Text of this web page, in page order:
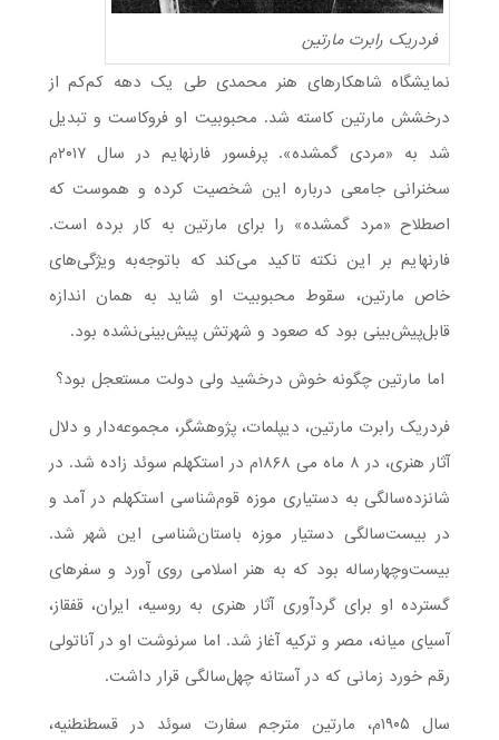
فردریک رابرت مارتین
نمایشگاه شاهکارهای هنر محمدی طی یک دهه کم‌کم از
درخشش مارتین کاسته شد. محبوبیت او فروکاست و تبدیل
شد به «مردی گمشده». پرفسور فارنهایم در سال ۲۰۱۷م
سخنرانی جامعی درباره این شخصیت کرده و هموست که
اصطلاح «مرد گمشده» را برای مارتین به کار برده است.
فارنهایم بر این نکته تاکید می‌کند که باتوجه‌به ویژگی‌های
خاص مارتین، سقوط محبوبیت او شاید به همان اندازه
قابل‌پیش‌بینی بود که صعود و شهرتش پیش‌بینی‌نشده بود.
اما مارتین چگونه خوش درخشید ولی دولت مستعجل بود؟
فردریک رابرت مارتین، دیپلمات، پژوهشگر، مجموعه‌دار و دلال
آثار هنری، در ۸ ماه می ۱۸۶۸م در استکهلم سوئد زاده شد. در
شانزده‌سالگی به دستیاری موزه قوم‌شناسی استکهلم در آمد و
در بیست‌سالگی دستیار موزه باستان‌شناسی این شهر شد.
بیست‌وچهار‌ساله بود که به هنر اسلامی روی آورد و سفرهای
گسترده او برای گردآوری آثار هنری به روسیه، ایران، قفقاز،
آسیای میانه، مصر و ترکیه آغاز شد. اما سرنوشت او در آناتولی
رقم خورد زمانی که در آستانه چهل‌سالگی قرار داشت.
سال ۱۹۰۵م، مارتین مترجم سفارت سوئد در قسطنطنیه،